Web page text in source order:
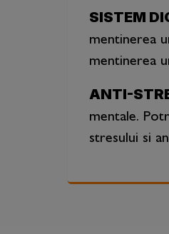
SISTEM
mentinerea
mentinerea
ANTI-
mentale.
stresului si